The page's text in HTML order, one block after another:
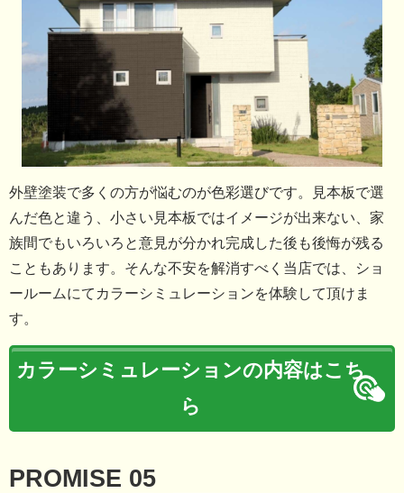
外壁塗装で多くの方が悩むのが色彩選びです。見本板で選
んだ色と違う、小さい見本板ではイメージが出来ない、家
族間でもいろいろと意見が分かれ完成した後も後悔が残る
こともあります。そんな不安を解消すべく当店では、ショ
ールームにてカラーシミュレーションを体験して頂けま
す。
カラーシミュレーションの内容はこち
ら
PROMISE 05